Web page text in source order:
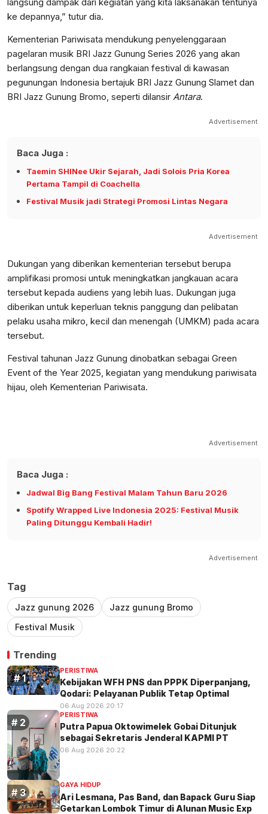
ke depannya,” tutur dia.
Kementerian Pariwisata mendukung penyelenggaraan
pagelaran musik BRI Jazz Gunung Series 2026 yang akan
berlangsung dengan dua rangkaian festival di kawasan
pegunungan Indonesia bertajuk BRI Jazz Gunung Slamet dan
BRI Jazz Gunung Bromo, seperti dilansir Antara.
Advertisement
Baca Juga :
Taemin SHINee Ukir Sejarah, Jadi Solois Pria Korea
Pertama Tampil di Coachella
Festival Musik jadi Strategi Promosi Lintas Negara
Advertisement
Dukungan yang diberikan kementerian tersebut berupa
amplifikasi promosi untuk meningkatkan jangkauan acara
tersebut kepada audiens yang lebih luas. Dukungan juga
diberikan untuk keperluan teknis panggung dan pelibatan
pelaku usaha mikro, kecil dan menengah (UMKM) pada acara
tersebut.
Festival tahunan Jazz Gunung dinobatkan sebagai Green
Event of the Year 2025, kegiatan yang mendukung pariwisata
hijau, oleh Kementerian Pariwisata.
Advertisement
Baca Juga :
Jadwal Big Bang Festival Malam Tahun Baru 2026
Spotify Wrapped Live Indonesia 2025: Festival Musik
Paling Ditunggu Kembali Hadir!
Advertisement
Tag
Jazz gunung 2026
Jazz gunung Bromo
Festival Musik
Trending
PERISTIWA
Kebijakan WFH PNS dan PPPK Diperpanjang,
Qodari: Pelayanan Publik Tetap Optimal
06 Aug 2026 20:17
PERISTIWA
Putra Papua Oktowimelek Gobai Ditunjuk
sebagai Sekretaris Jenderal KAPMI PT
06 Aug 2026 20:22
GAYA HIDUP
Ari Lesmana, Pas Band, dan Bapack Guru Siap
Getarkan Lombok Timur di Alunan Music Exp